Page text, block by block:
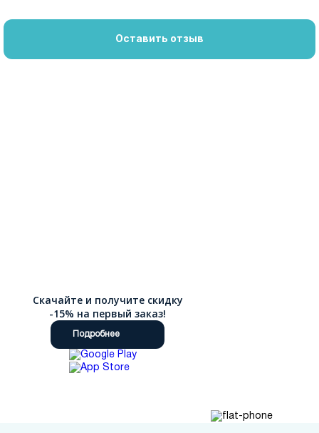
Оставить отзыв
Скачайте и получите скидку
-15% на первый заказ!
Подробнее